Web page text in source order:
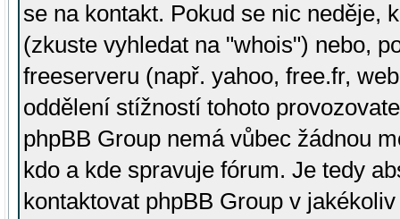
se na kontakt. Pokud se nic neděje,
(zkuste vyhledat na "whois") nebo,
freeserveru (např. yahoo, free.fr,
oddělení stížností tohoto
phpBB Group nemá vůbec žádnou
kdo a kde spravuje fórum. Je tedy
kontaktovat phpBB Group v